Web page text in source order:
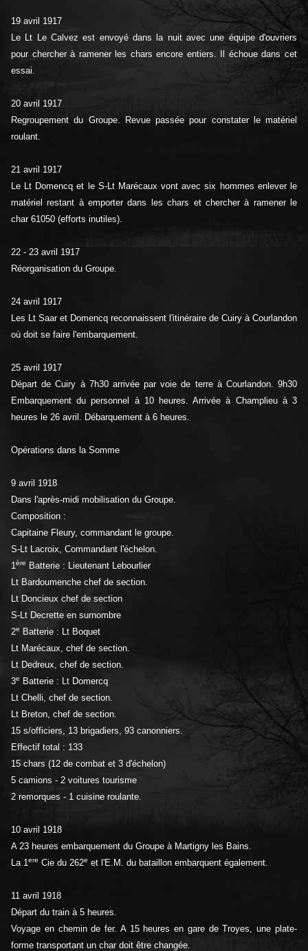
19 avril 1917
Le Lt Le Calvez est envoyé dans la nuit avec une équipe d'ouvriers
pour chercher à ramener les chars encore entiers. Il échoue dans cet
essai.
20 avril 1917
Regroupement du Groupe. Revue passée pour constater le matériel
roulant.
21 avril 1917
Le Lt Domencq et le S-Lt Marécaux vont avec six hommes enlever le
matériel restant à emporter dans les chars et chercher à ramener le
char 61050 (efforts inutiles).
22 - 23 avril 1917
Réorganisation du Groupe.
24 avril 1917
Les Lt Saar et Domencq reconnaissent l'itinéraire de Cuiry à Courlandon
où doit se faire l'embarquement.
25 avril 1917
Départ de Cuiry à 7h30 arrivée par voie de terre à Courlandon. 9h30
Embarquement du personnel à 10 heures. Arrivée à Champlieu à 3
heures le 26 avril. Débarquement à 6 heures.
Opérations dans la Somme
9 avril 1918
Dans l'après-midi mobilisation du Groupe.
Composition :
Capitaine Fleury, commandant le groupe.
S-Lt Lacroix, Commandant l'échelon.
1ère
Batterie : Lieutenant Lebourlier
Lt Bardoumenche chef de section.
Lt Doncieux chef de section
S-Lt Decrette en surnombre
2e
Batterie : Lt Boquet
Lt Marécaux, chef de section.
Lt Dedreux, chef de section.
3e
Batterie : Lt Domercq
Lt Chelli, chef de section.
Lt Breton, chef de section.
15 s/officiers, 13 brigadiers, 93 canonniers.
Effectif total : 133
15 chars (12 de combat et 3 d'échelon)
5 camions - 2 voitures tourisme
2 remorques - 1 cuisine roulante.
10 avril 1918
A 23 heures embarquement du Groupe à Martigny les Bains.
La 1ere Cie du 262e et l'E.M. du bataillon embarquent également.
11 avril 1918
Départ du train à 5 heures.
Voyage en chemin de fer. A 15 heures en gare de Troyes, une plate-
forme transportant un char doit être changée.